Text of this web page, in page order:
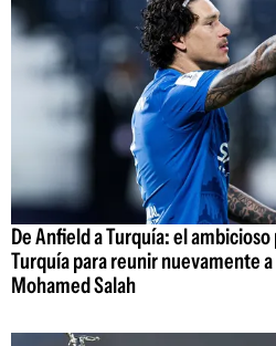
De Anfield a Turquía: el
Turquía para reunir nuevamente
Mohamed Salah